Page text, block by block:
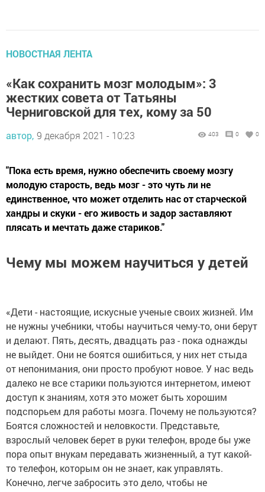
НОВОСТНАЯ ЛЕНТА
«‎Как сохранить мозг молодым»: 3
жестких совета от Татьяны
Черниговской для тех, кому за 50
автор, 9 декабря 2021 - 10:23 403 0 0
"Пока есть время, нужно обеспечить своему мозгу
молодую старость, ведь мозг - это чуть ли не
единственное, что может отделить нас от старческой
хандры и скуки - его живость и задор заставляют
плясать и мечтать даже стариков."
Чему мы можем научиться у детей
«‎Дети - настоящие, искусные ученые своих жизней. Им
не нужны учебники, чтобы научиться чему-то, они берут
и делают. Пять, десять, двадцать раз - пока однажды
не выйдет. Они не боятся ошибиться, у них нет стыда
от непонимания, они просто пробуют новое. У нас ведь
далеко не все старики пользуются интернетом, имеют
доступ к знаниям, хотя это может быть хорошим
подспорьем для работы мозга. Почему не пользуются?
Боятся сложностей и неловкости. Представьте,
взрослый человек берет в руки телефон, вроде бы уже
пора опыт внукам передавать жизненный, а тут какой-
то телефон, которым он не знает, как управлять.
Конечно, легче забросить это дело, чтобы не